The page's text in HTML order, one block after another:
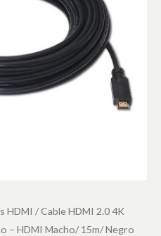
HDMI / Cable HDMI 2.0 4K
– HDMI Macho/ 15m/ Negro